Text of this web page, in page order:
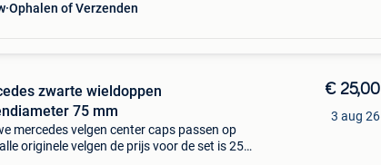
Ophalen of Verzenden
zwarte wieldoppen
75 mm
mercedes velgen center caps passen op
originele velgen de prijs voor de set is 25
€ 25,00
3 aug 26